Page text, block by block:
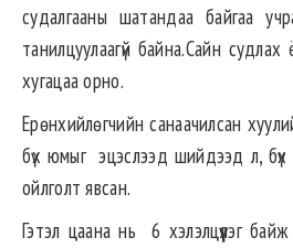
судалгааны шатандаа байгаа
танилцуулаагүй байна.Сайн судлах
хугацаа орно.
Ерөнхийлөгчийнсанаачилсан
бүх юмыгэцэслээд шийдээдл, бүх
ойлголт явсан.
Гэтэл цаана нь6 хэлэлцүүлэгбайж